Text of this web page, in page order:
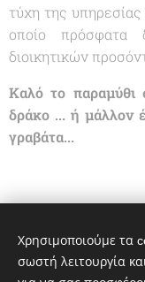
τύχη της
οποίο πρόσφατα
διοικητικών
Καλό το παραμύθι
δράκο ... ή μάλλον
γραβάτα...
Share
Χρησιμοποιούμε τα
σωστή λειτουργία